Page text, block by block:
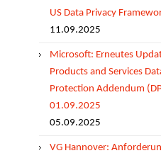
US Data Privacy
11.09.2025
Microsoft: Erneutes
Products and Services
Protection Addendum
01.09.2025
05.09.2025
VG Hannover: